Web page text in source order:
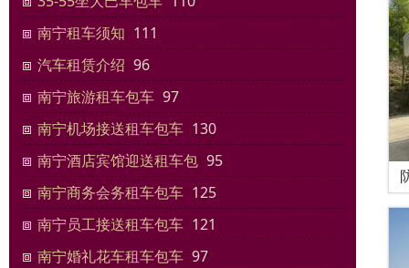
南宁租车须知 111
汽车租赁介绍 96
南宁旅游租车包车 97
南宁机场接送租车包车 130
南宁酒店宾馆迎送租车包 95
南宁商务会务租车包车 125
南宁员工接送租车包车 121
南宁婚礼花车租车包车 97